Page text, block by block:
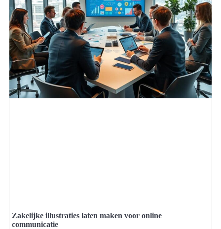
Zakelijke illustraties laten maken voor online
communicatie